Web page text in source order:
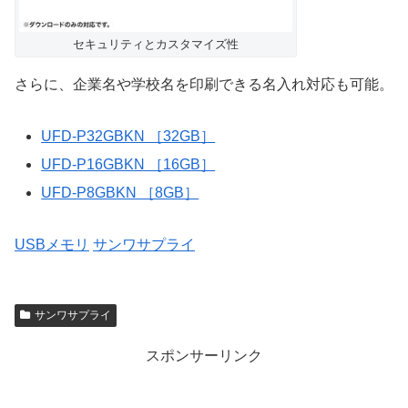
セキュリティとカスタマイズ性
さらに、企業名や学校名を印刷できる名入れ対応も可能。
UFD-P32GBKN ［32GB］
UFD-P16GBKN ［16GB］
UFD-P8GBKN ［8GB］
USBメモリ サンワサプライ
サンワサプライ
スポンサーリンク